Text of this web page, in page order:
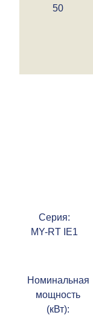
50
Серия:
MY-RT IE1
Номинальная
мощность
(кВт):